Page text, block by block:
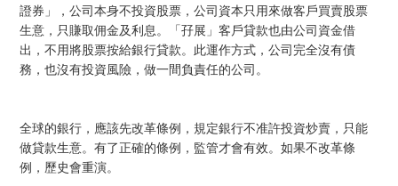
證券」，公司本身不投資股票，公司資本只用來做客戶買賣股票
生意，只賺取佣金及利息。「孖展」客戶貸款也由公司資金借
出，不用將股票按給銀行貸款。此運作方式，公司完全沒有債
務，也沒有投資風險，做一間負責任的公司。
全球的銀行，應該先改革條例，規定銀行不准許投資炒賣，只能
做貸款生意。有了正確的條例，監管才會有效。如果不改革條
例，歷史會重演。